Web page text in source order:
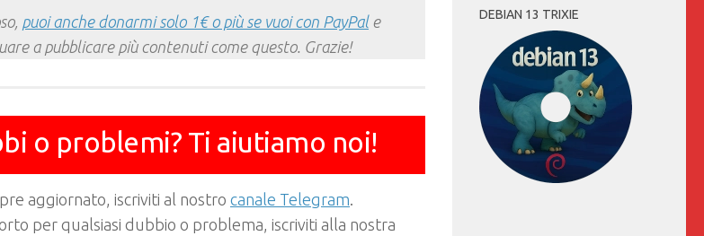
puoi anche donarmi solo 1€ o più se vuoi con PayPale
a pubblicare più contenuti come questo. Grazie!
o problemi? Ti aiutiamo noi!
aggiornato, iscriviti al nostro canale Telegram.
per qualsiasi dubbio o problema, iscriviti alla nostra
DEBIAN 13 TRIXIE